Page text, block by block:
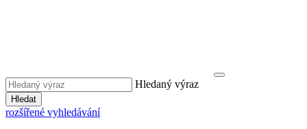
Hledaný výraz
Hledat
rozšířené vyhledávání